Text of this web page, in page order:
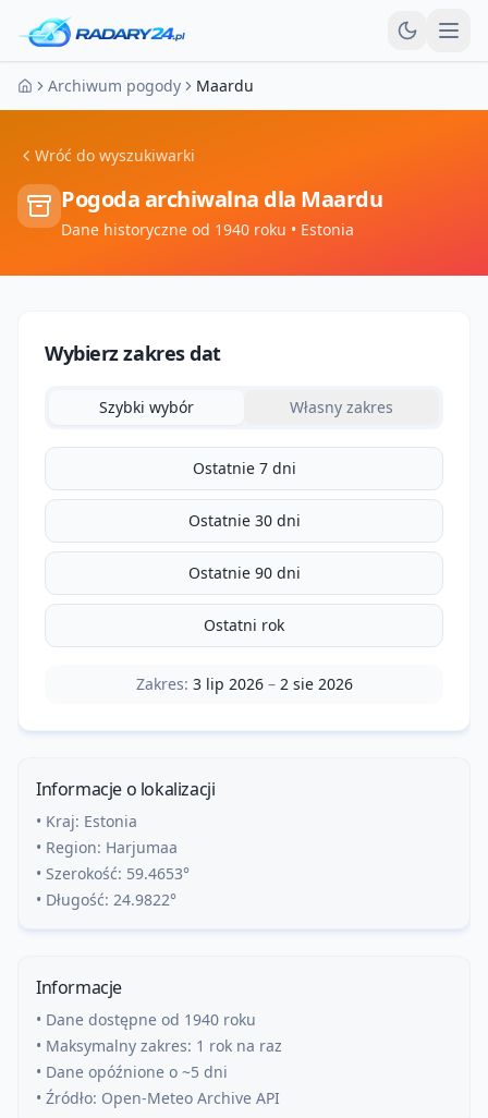
Strona główna
Archiwum pogody Maardu
Wróć do wyszukiwarki
Pogoda archiwalna dla Maardu
Dane historyczne od 1940 roku • Estonia
Wybierz zakres dat
Szybki wybór Własny zakres
Ostatnie 7 dni
Ostatnie 30 dni
Ostatnie 90 dni
Ostatni rok
Zakres: 3 lip 2026– 2 sie 2026
Informacje o lokalizacji
• Kraj: Estonia
• Region: Harjumaa
• Szerokość: 59.4653°
• Długość: 24.9822°
Informacje
• Dane dostępne od 1940 roku
• Maksymalny zakres: 1 rok na raz
• Dane opóźnione o ~5 dni
• Źródło: Open-Meteo Archive API